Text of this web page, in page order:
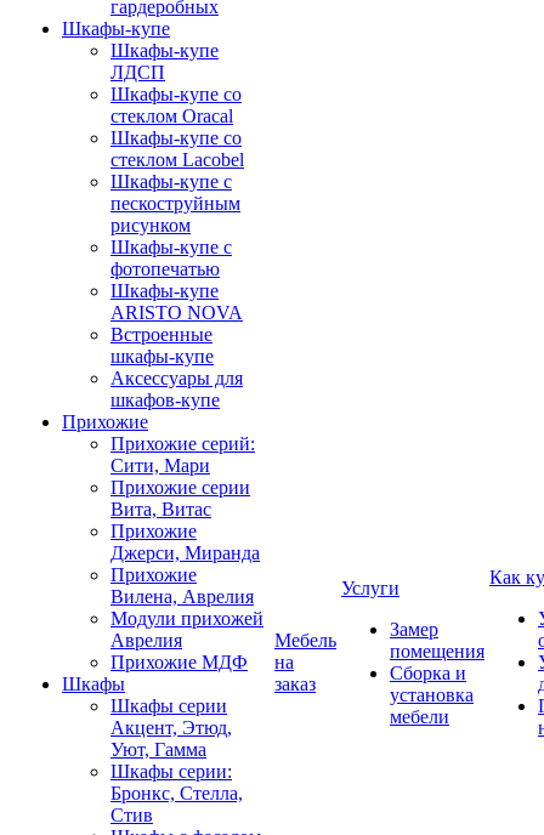
гардеробных
Шкафы-купе
Шкафы-купе
ЛДСП
Шкафы-купе со
стеклом Oracal
Шкафы-купе со
стеклом Lacobel
Шкафы-купе с
пескоструйным
рисунком
Шкафы-купе с
фотопечатью
Шкафы-купе
ARISTO NOVA
Встроенные
шкафы-купе
Аксессуары для
шкафов-купе
Прихожие
Прихожие серий:
Сити, Мари
Прихожие серии
Вита, Витас
Прихожие
Джерси, Миранда
Прихожие
Вилена, Аврелия
Модули прихожей
Аврелия
Прихожие МДФ
Шкафы
Шкафы серии
Акцент, Этюд,
Уют, Гамма
Шкафы серии:
Бронкс, Стелла,
Стив
Мебель
на
заказ
Услуги
Замер
помещения
Сборка и
установка
мебели
Как